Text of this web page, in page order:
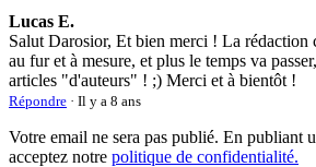
Lucas E.
Salut Darosior, Et bien merci ! La rédaction
au fur et à mesure, et plus le temps va
articles "d'auteurs" ! ;) Merci et à bientôt !
Répondre · Il y a 8 ans
Votre email ne sera pas publié. En publiant
acceptez notre politique de confidentialité.